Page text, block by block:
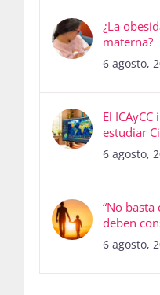
¿La
materna?
6 agosto,
El
estudiar
6 agosto,
“No
deben
6 agosto,